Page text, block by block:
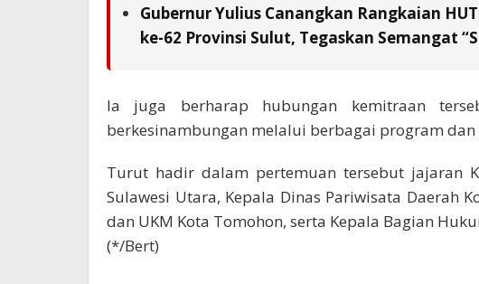
Gubernur Yulius Canangkan Rangkaian
ke-62 Provinsi Sulut, Tegaskan Semangat
Ia juga berharap hubungan kemitraan
berkesinambungan melalui berbagai program
Turut hadir dalam pertemuan tersebut jajaran
Sulawesi Utara, Kepala Dinas Pariwisata Daerah
dan UKM Kota Tomohon, serta Kepala Bagian
(*/Bert)